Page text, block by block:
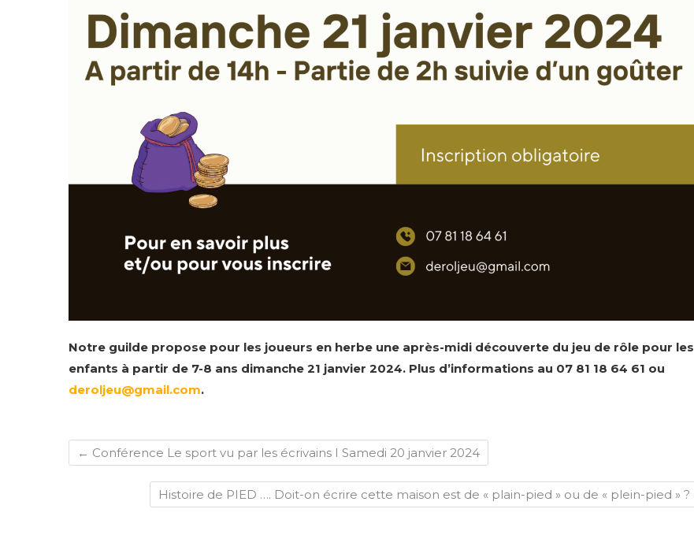
Notre guilde propose pour les joueurs en herbe une après-midi découverte du jeu de rôle pour les
enfants à partir de 7-8 ans dimanche 21 janvier 2024. Plus d’informations au 07 81 18 64 61 ou
deroljeu@gmail.com.
← Conférence Le sport vu par les écrivains I Samedi 20 janvier 2024
Histoire de PIED …. Doit-on écrire cette maison est de « plain-pied » ou de « plein-pied » ?